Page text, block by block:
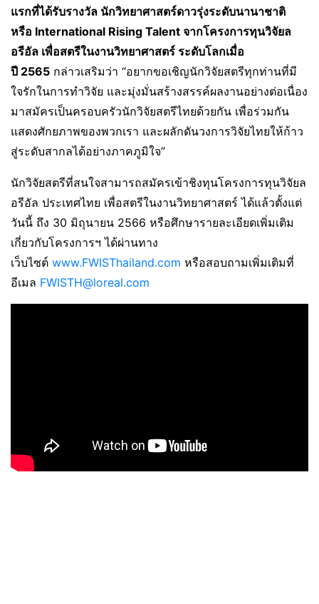
แรกที่ได้รับรางวัล นักวิทยาศาสตร์ดาวรุ่งระดับนานาชาติ
หรือ International Rising Talent จากโครงการทุนวิจัยล
อรีอัล เพื่อสตรีในงานวิทยาศาสตร์ ระดับโลกเมื่อ
ปี 2565 กล่าวเสริมว่า “อยากขอเชิญนักวิจัยสตรีทุกท่านที่มี
ใจรักในการทำวิจัย และมุ่งมั่นสร้างสรรค์ผลงานอย่างต่อเนื่อง
มาสมัครเป็นครอบครัวนักวิจัยสตรีไทยด้วยกัน เพื่อร่วมกัน
แสดงศักยภาพของพวกเรา และผลักดันวงการวิจัยไทยให้ก้าว
สู่ระดับสากลได้อย่างภาคภูมิใจ”
นักวิจัยสตรีที่สนใจสามารถสมัครเข้าชิงทุนโครงการทุนวิจัยล
อรีอัล ประเทศไทย เพื่อสตรีในงานวิทยาศาสตร์ ได้แล้วตั้งแต่
วันนี้ ถึง 30 มิถุนายน 2566 หรือศึกษารายละเอียดเพิ่มเติม
เกี่ยวกับโครงการฯ ได้ผ่านทาง
เว็บไซต์ www.FWISThailand.com หรือสอบถามเพิ่มเติมที่
อีเมล FWISTH@loreal.com